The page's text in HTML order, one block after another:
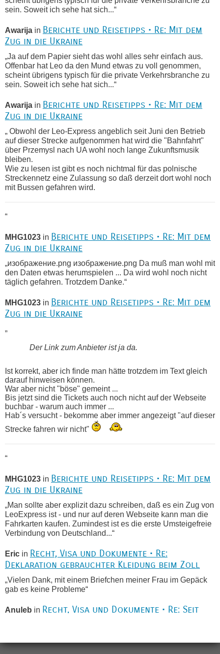
sein. Soweit ich sehe hat sich...“
Awarija in Berichte und Reisetipps • Re: Mit dem
Zug in die Ukraine
„Ja auf dem Papier sieht das wohl alles sehr einfach aus.
Offenbar hat Leo da den Mund etwas zu voll genommen,
scheint übrigens typisch für die private Verkehrsbranche zu
sein. Soweit ich sehe hat sich...“
Awarija in Berichte und Reisetipps • Re: Mit dem
Zug in die Ukraine
„ Obwohl der Leo-Express angeblich seit Juni den Betrieb
auf dieser Strecke aufgenommen hat wird die "Bahnfahrt"
über Przemysl nach UA wohl noch lange Zukunftsmusik
bleiben.
Wie zu lesen ist gibt es noch nichtmal für das polnische
Streckennetz eine Zulassung so daß derzeit dort wohl noch
mit Bussen gefahren wird.
“
MHG1023 in Berichte und Reisetipps • Re: Mit dem
Zug in die Ukraine
„изображение.png изображение.png Da muß man wohl mit
den Daten etwas herumspielen ... Da wird wohl noch nicht
täglich gefahren. Trotzdem Danke.“
MHG1023 in Berichte und Reisetipps • Re: Mit dem
Zug in die Ukraine
„
Der Link zum Anbieter ist ja da.
Ist korrekt, aber ich finde man hätte trotzdem im Text gleich
darauf hinweisen können.
War aber nicht "böse" gemeint ...
Bis jetzt sind die Tickets auch noch nicht auf der Webseite
buchbar - warum auch immer ...
Hab´s versucht - bekomme aber immer angezeigt "auf dieser
Strecke fahren wir nicht"
“
MHG1023 in Berichte und Reisetipps • Re: Mit dem
Zug in die Ukraine
„Man sollte aber explizit dazu schreiben, daß es ein Zug von
LeoExpress ist - und nur auf deren Webseite kann man die
Fahrkarten kaufen. Zumindest ist es die erste Umsteigefreie
Verbindung von Deutschland...“
Eric in Recht, Visa und Dokumente • Re:
Deklaration gebrauchter Kleidung beim Zoll
„Vielen Dank, mit einem Briefchen meiner Frau im Gepäck
gab es keine Probleme“
Anuleb in Recht, Visa und Dokumente • Re: Seit
aufgedeckt